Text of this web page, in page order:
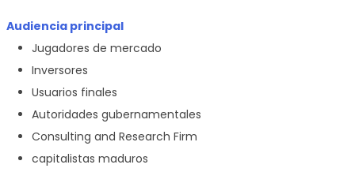
Audiencia principal
Jugadores de mercado
Inversores
Usuarios finales
Autoridades gubernamentales
Consulting and Research Firm
capitalistas maduros